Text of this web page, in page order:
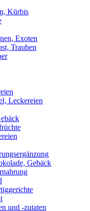
Kürbis
Exoten
Trauben
Leckereien
Gebäck
und -zutaten